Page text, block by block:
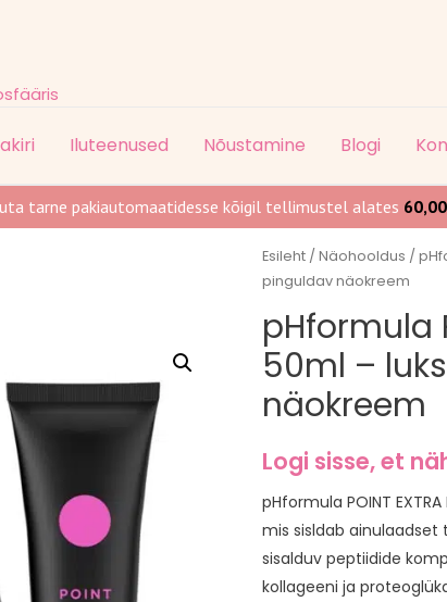
tarne pakiautomaatidesse kõigil tellimustel alates 60,00
Iluteenused Nõustamine Blogi
Esileht/ Näohooldus /
pinguldav näokreem
pHformula
50ml –
näokreem
Logi sisse, et
pHformula POINT
mis sisldab
sisalduv peptiidide
kollageeni ja